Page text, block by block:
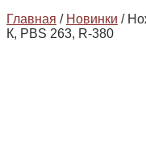
Главная / Новинки /
К, PBS 263, R-380